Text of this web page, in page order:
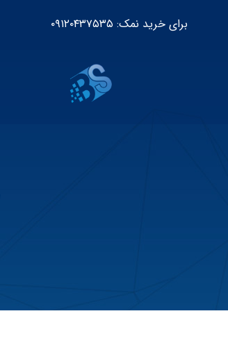
برای خرید نمک: ۰۹۱۲۰۴۳۷۵۳۵